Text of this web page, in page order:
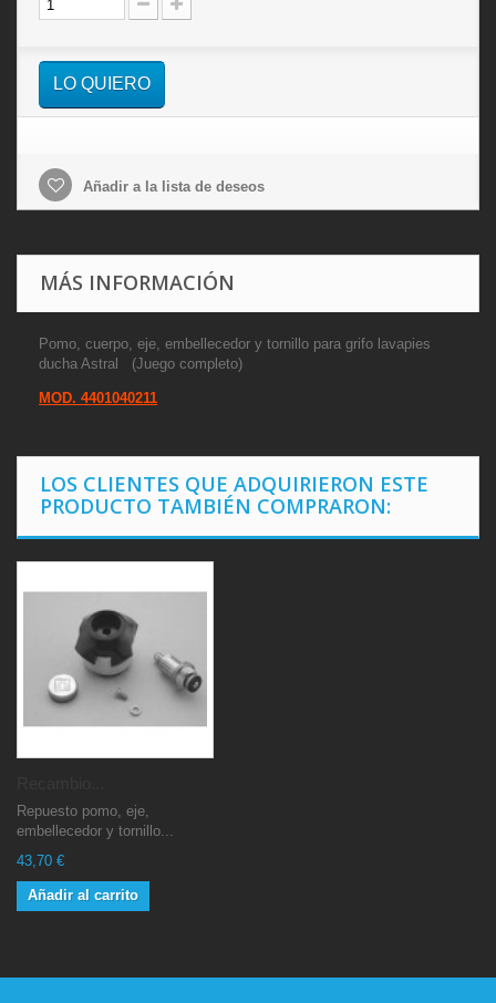
LO QUIERO
Añadir a la lista de deseos
MÁS INFORMACIÓN
Pomo, cuerpo, eje, embellecedor y tornillo para grifo lavapies
ducha Astral (Juego completo)
MOD. 4401040211
LOS CLIENTES QUE ADQUIRIERON ESTE
PRODUCTO TAMBIÉN COMPRARON:
Repuesto pomo, eje,
embellecedor y tornillo...
43,70 €
Añadir al carrito